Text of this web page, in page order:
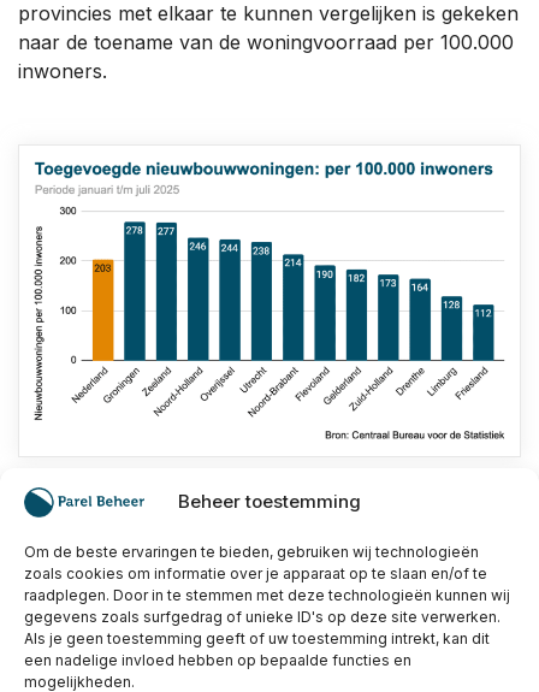
Beheer toestemming
Om de beste ervaringen te bieden, gebruiken wij technologieën
zoals cookies om informatie over je apparaat op te slaan en/of te
raadplegen. Door in te stemmen met deze technologieën kunnen wij
gegevens zoals surfgedrag of unieke ID's op deze site verwerken.
Als je geen toestemming geeft of uw toestemming intrekt, kan dit
een nadelige invloed hebben op bepaalde functies en
mogelijkheden.
provincies met elkaar te kunnen vergelijken is gekeken
naar de toename van de woningvoorraad per 100.000
inwoners.
nieuwbouwwoningen per 100.000 inwoners bij. Dit
aantal loopt tussen de verschillende provincies echter
behoorlijk uiteen.
Zo ligt het aantal toegevoegde nieuwbouwwoningen in